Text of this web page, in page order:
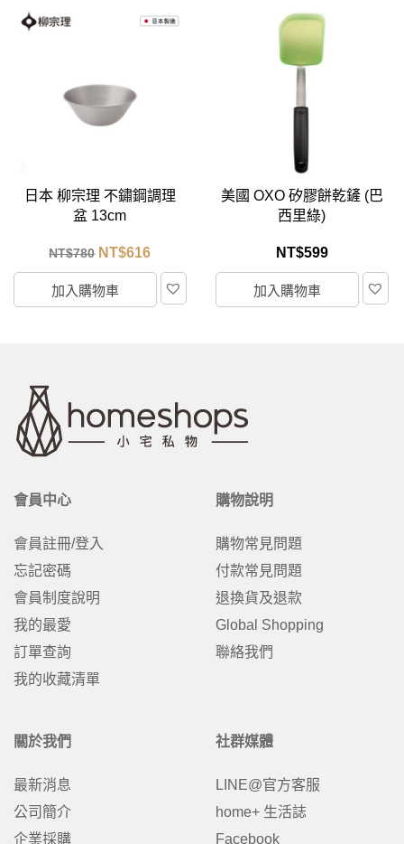
日本 柳宗理 不鏽鋼調理
盆 13cm
NT$780 NT$616
加入購物車
美國 OXO 矽膠餅乾鏟 (巴
西里綠)
NT$599
加入購物車
會員中心
會員註冊/登入
忘記密碼
會員制度說明
我的最愛
訂單查詢
我的收藏清單
購物說明
購物常見問題
付款常見問題
退換貨及退款
Global Shopping
聯絡我們
關於我們
最新消息
公司簡介
企業採購
社群媒體
LINE@官方客服
home+ 生活誌
Facebook